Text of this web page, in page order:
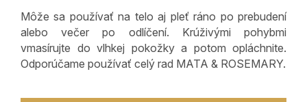
Môže sa používať na telo aj pleť ráno po prebudení
alebo večer po odlíčení. Krúživými pohybmi
vmasírujte do vlhkej pokožky a potom opláchnite.
Odporúčame používať celý rad MATA & ROSEMARY.